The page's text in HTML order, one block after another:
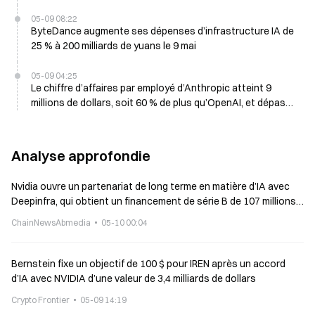
05-09 08:22
ByteDance augmente ses dépenses d’infrastructure IA de
25 % à 200 milliards de yuans le 9 mai
05-09 04:25
Le chiffre d’affaires par employé d’Anthropic atteint 9
millions de dollars, soit 60 % de plus qu’OpenAI, et dépasse
Analyse approfondie
Nvidia ouvre un partenariat de long terme en matière d’IA avec
Deepinfra, qui obtient un financement de série B de 107 millions
ChainNewsAbmedia 05-10 00:04
Bernstein fixe un objectif de 100 $ pour IREN après un accord
d’IA avec NVIDIA d’une valeur de 3,4 milliards de dollars
Crypto Frontier 05-09 14:19